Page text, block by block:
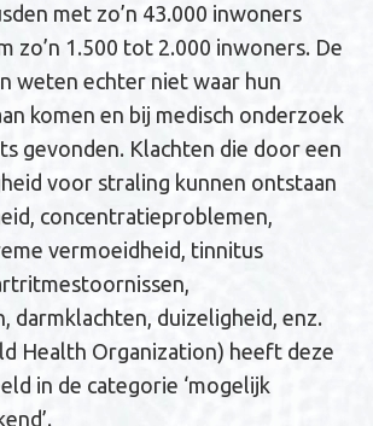
met zo’n 43.000 inwoners
zo’n 1.500 tot 2.000 inwoners. De
weten echter niet waar hun
komen en bij medisch onderzoek
gevonden. Klachten die door een
voor straling kunnen ontstaan
concentratieproblemen,
vermoeidheid, tinnitus
darmklachten, duizeligheid, enz.
Health Organization) heeft deze
in de categorie ‘mogelijk